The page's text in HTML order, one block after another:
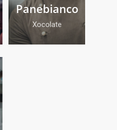
Panebianco
Xocolate